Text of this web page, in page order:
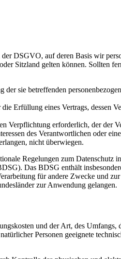
DSGVO, auf deren Basis wir
Sitzland gelten können. Sollten
sie betreffenden
Erfüllung eines Vertrags, dessen
Verpflichtung erforderlich, der der
des Verantwortlichen oder
nicht überwiegen.
Regelungen zum Datenschutz
Das BDSG enthält
für andere Zwecke und
zur Anwendung gelangen.
und der Art, des
Personen geeignete